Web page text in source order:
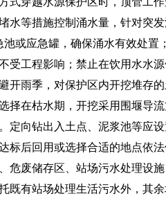
等措施控制涌水量，针对突
或应急罐，确保涌水有效处置
受工程影响；禁止在饮用水水
开雨季，对保护区内开挖堆存
择在枯水期，开挖采用围堰导
定向钻出入土点、泥浆池等应
标后回用或选择合适的地点依
危废储存区、站场污水处理设
既有站场处理生活污水外，其